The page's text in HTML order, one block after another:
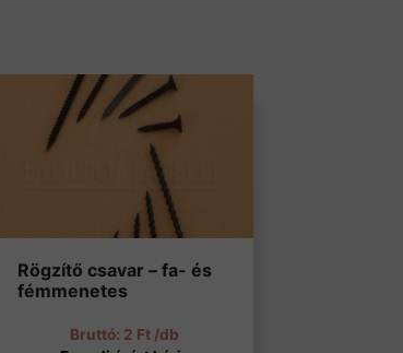
Rögzítő csavar – fa- és
fémmenetes
2 Ft/db